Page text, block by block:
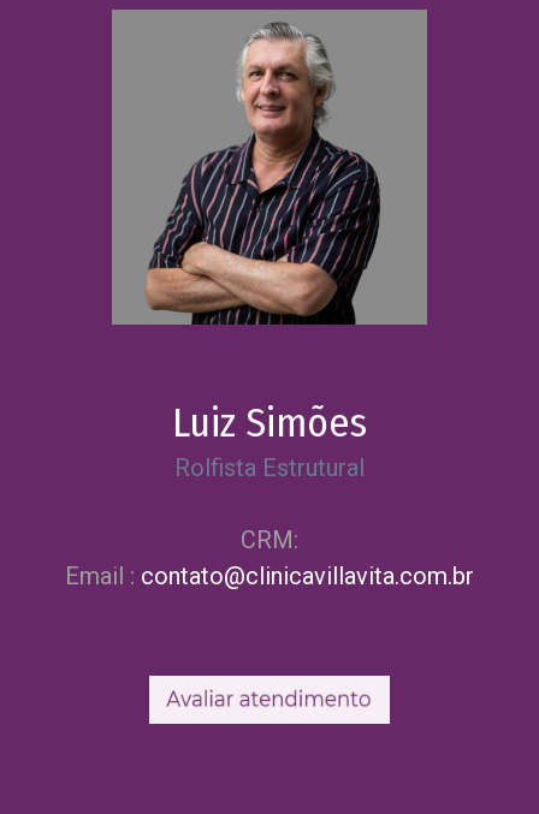
Luiz Simões
Rolfista Estrutural
CRM:
Email : contato@clinicavillavita.com.br